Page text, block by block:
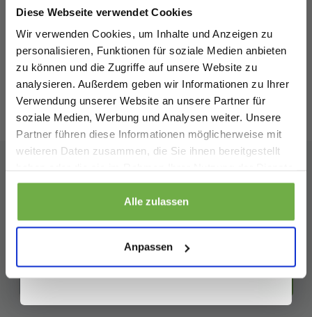
Diese Webseite verwendet Cookies
Wir verwenden Cookies, um Inhalte und Anzeigen zu
personalisieren, Funktionen für soziale Medien anbieten
zu können und die Zugriffe auf unsere Website zu
analysieren. Außerdem geben wir Informationen zu Ihrer
Verwendung unserer Website an unsere Partner für
soziale Medien, Werbung und Analysen weiter. Unsere
Partner führen diese Informationen möglicherweise mit
weiteren Daten zusammen, die Sie ihnen bereitgestellt
gesammelt haben.
Alle zulassen
Anpassen
Größe XXL
41,99 €
-40 %
Bewertungen vonTrusted Shops
Abonnieren Sie unseren
Newsletter
Rabatten bis zu 70%.
Geburtstag
Sicher dir 5 € Rabatt
Wenn du dich anmeldest, erklärst du dich damit einverstanden, Angebote
erhalten. Außerdem stimmst du unserer
Datenschutzerklärung